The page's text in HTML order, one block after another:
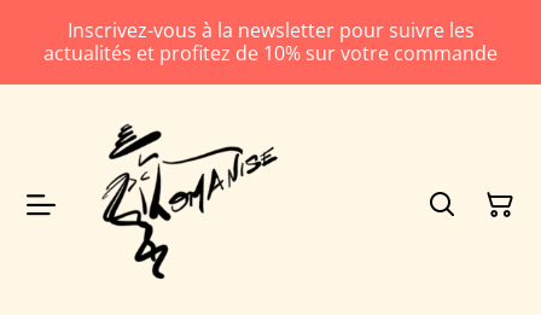
Inscrivez-vous à la newsletter pour suivre les
actualités et profitez de 10% sur votre commande